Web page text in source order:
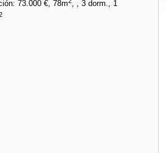
73.000 €, 78m , , 3 dorm., 1